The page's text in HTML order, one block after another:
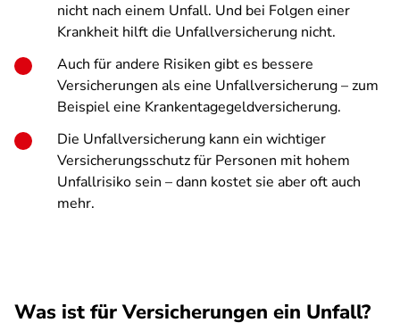
nicht nach einem Unfall. Und bei Folgen einer
Krankheit hilft die Unfallversicherung nicht.
Auch für andere Risiken gibt es bessere
Versicherungen als eine Unfallversicherung – zum
Beispiel eine Krankentagegeldversicherung.
Die Unfallversicherung kann ein wichtiger
Versicherungsschutz für Personen mit hohem
Unfallrisiko sein – dann kostet sie aber oft auch
mehr.
Was ist für Versicherungen ein Unfall?